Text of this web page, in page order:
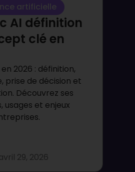
artificielle
AI définition
clé en
2026 : définition,
prise de décision et
Découvrez ses
usages et enjeux
29, 2026